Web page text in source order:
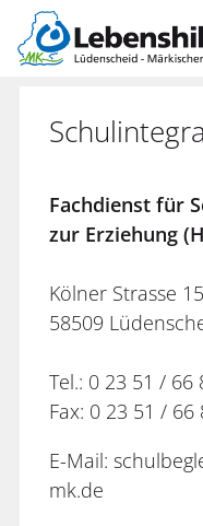
Fachdienst für
zur Erziehung
Kölner Strasse
58509
Tel.: 0 23 51 / 66
Fax: 0 23 51 / 66
E-Mail:
mk.de